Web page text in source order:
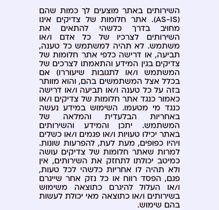
השירותים באתר מוצעים לך כמות שהם
(AS-IS). אתר חלומות של צדיקים אינו
מחויב בדרך כלשהי להתאים את
השירותים לצרכיו של כל אדם ו/או
משתמש. לא תהיה למשתמש כל טענה,
תביעה, או דרישה כלפי אתר חלומות של
צדיקים בגין המידע והתאמתו לצרכים של
המשתמש ו/או לתגובות שיעוררו) אם
בכלל אצל המשתמשים בהם, והוא מוותר
בזה על כל טענה ו/או תביעה ו/או דרישה
כאמור כנגד אתר חלומות של צדיקים ו/או
כנגד מי מטעמו. השימוש במידע נעשה
באחריות הבלעדית והמלאה של
המשתמש. יתכן והמידע והשירותים
באתר יכילו טעויות ו/או פגמים ו/או כשלים
ויהיו כפופים, מעת לעת, להפרעות שונות.
למרות שאתר חלומות של צדיקים עושה
כמיטב יכולתו לתחזק את השירותים, אין
ולא תהיה לו אחריות כלשהי לכל טעות,
פגם, הפסד רווח או כל נזק אחר שייגרם
ו/או העלול להיגרם כתוצאה משימוש
בשירותים ו/או כתוצאה מאי יכולת לעשות
בהם שימוש.